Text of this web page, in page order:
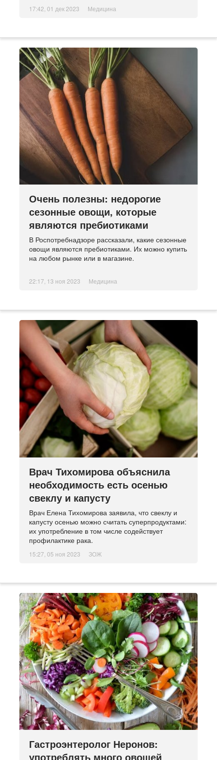
17:42, 01 дек 2023 Медицина
Очень полезны: недорогие
сезонные овощи, которые
являются пребиотиками
В Роспотребнадзоре рассказали, какие сезонные
овощи являются пребиотиками. Их можно купить
на любом рынке или в магазине.
22:17, 13 ноя 2023 Медицина
Врач Тихомирова объяснила
необходимость есть осенью
свеклу и капусту
Врач Елена Тихомирова заявила, что свеклу и
капусту осенью можно считать суперпродуктами:
их употребление в том числе содействует
профилактике рака.
15:27, 05 ноя 2023 ЗОЖ
Гастроэнтеролог Неронов:
употреблять много овощей